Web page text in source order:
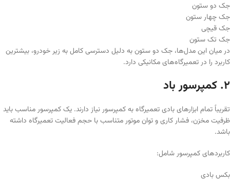
جک دو ستون
جک چهار ستون
جک قیچی
جک تک ستون
در میان این مدل‌ها، جک دو ستون به دلیل دسترسی کامل به زیر خودرو، بیشترین
کاربرد را در تعمیرگاه‌های مکانیکی دارد.
۲. کمپرسور باد
تقریباً تمام ابزارهای بادی تعمیرگاه به کمپرسور نیاز دارند. یک کمپرسور مناسب باید
ظرفیت مخزن، فشار کاری و توان موتور متناسب با حجم فعالیت تعمیرگاه داشته
باشد.
کاربردهای کمپرسور شامل:
بکس بادی